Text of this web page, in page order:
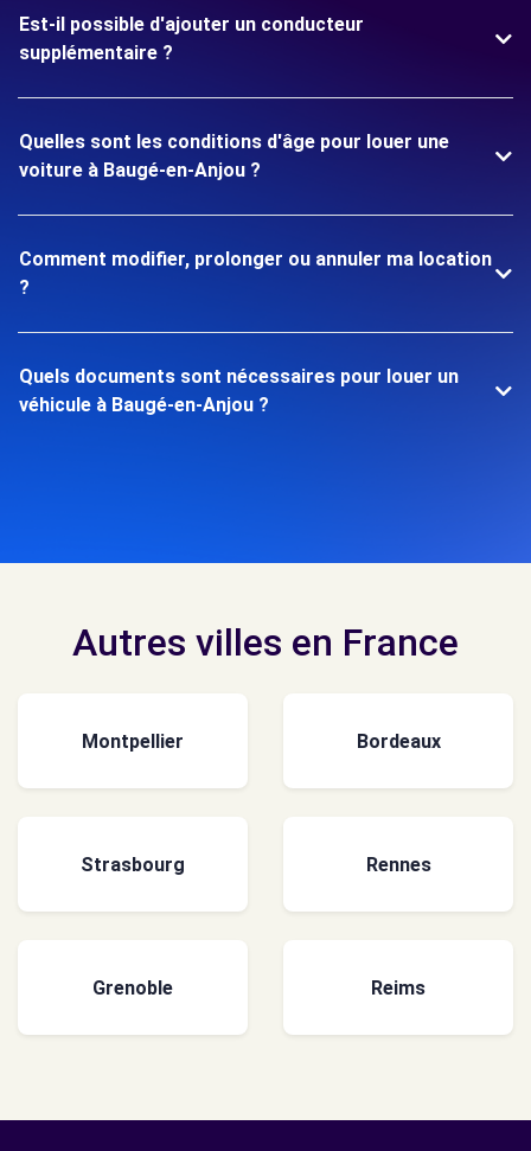
Est-il possible d'ajouter un conducteur
supplémentaire ?
Quelles sont les conditions d'âge pour louer une
voiture à Baugé-en-Anjou ?
Comment modifier, prolonger ou annuler ma location
?
Quels documents sont nécessaires pour louer un
véhicule à Baugé-en-Anjou ?
Autres villes en France
Montpellier Bordeaux
Strasbourg Rennes
Grenoble Reims